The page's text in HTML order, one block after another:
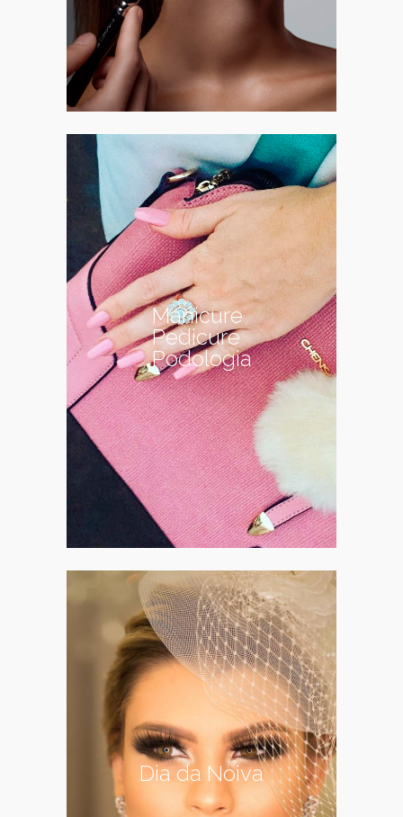
Manicure
Pedicure
Podologia
Dia da Noiva